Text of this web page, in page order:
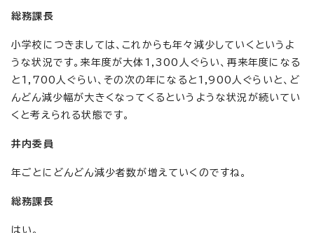
総務課長
小学校につきましては、これからも年々減少していくというよ
うな状況です。来年度が大体1,300人ぐらい、再来年度になる
と1,700人ぐらい、その次の年になると1,900人ぐらいと、ど
んどん減少幅が大きくなってくるというような状況が続いてい
くと考えられる状態です。
井内委員
年ごとにどんどん減少者数が増えていくのですね。
総務課長
はい。